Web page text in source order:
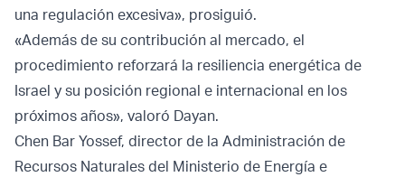
una regulación excesiva», prosiguió.
«Además de su contribución al mercado, el
procedimiento reforzará la resiliencia energética de
Israel y su posición regional e internacional en los
próximos años», valoró Dayan.
Chen Bar Yossef, director de la Administración de
Recursos Naturales del Ministerio de Energía e